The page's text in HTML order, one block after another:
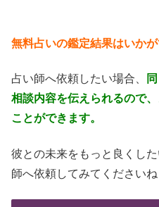
無料占いの鑑定結果はいか
占い師へ依頼したい場合、
相談内容を伝えられるので
ことができます。
彼との未来をもっと良くし
師へ依頼してみてくださいね